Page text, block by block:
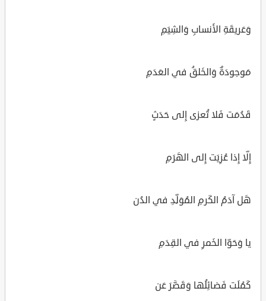
وَعَريقَةِ الأَنسابِ وَالشِيَمِ
مَوجودَةٌ وَالخَلقُ في العَدَمِ
قَدُمَت فَلا تُعزى إِلى حَدَثٍ
إِلّا إِذا عُزِيَت إِلى الهَرَمِ
هَل آدَمُ الكَرمِ المُوَلِّدِ في الدُن
يا وَحَوّا الخَمرِ في القِدَمِ
كَمُلَت فَضائِلُها وَقَصَّرَ عَن